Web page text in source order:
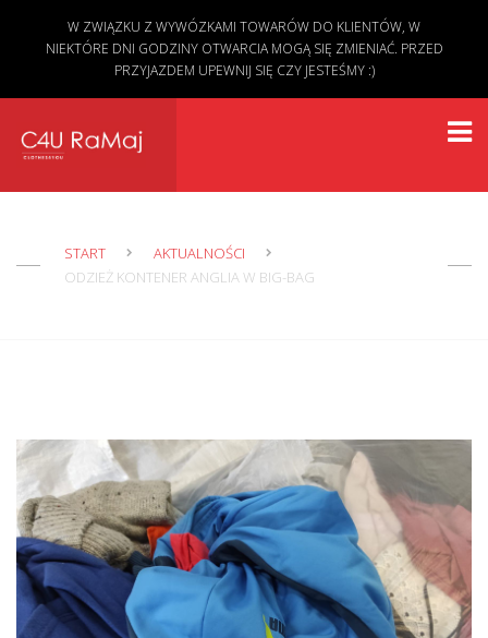
START
AKTUALNOŚCI
ODZIEŻ KONTENER ANGLIA W BIG-BAG
W ZWIĄZKU Z WYWÓZKAMI TOWARÓW DO KLIENTÓW, W
NIEKTÓRE DNI GODZINY OTWARCIA MOGĄ SIĘ ZMIENIAĆ. PRZED
PRZYJAZDEM UPEWNIJ SIĘ CZY JESTEŚMY :)